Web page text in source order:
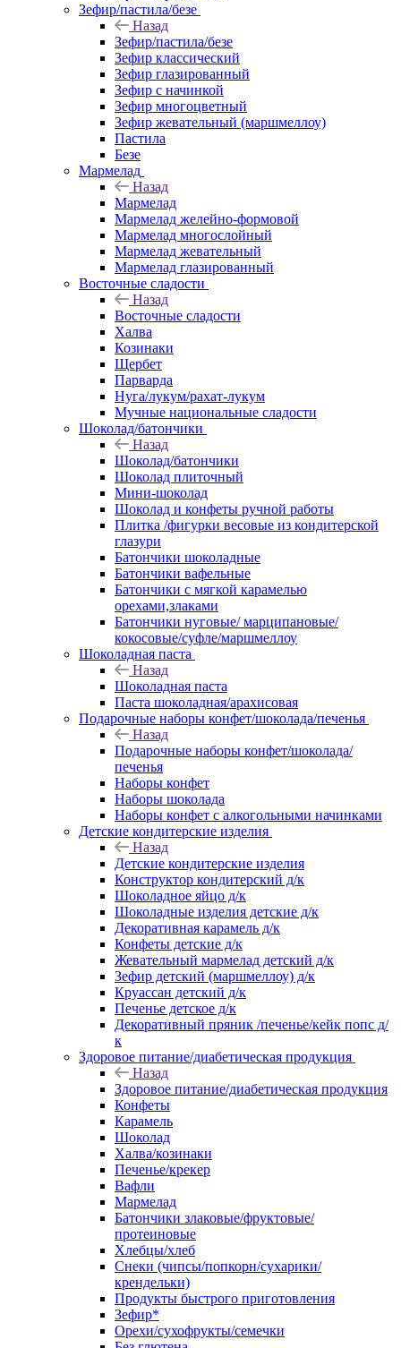
Зефир/пастила/безе
Назад
Зефир/пастила/безе
Зефир классический
Зефир глазированный
Зефир с начинкой
Зефир многоцветный
Зефир жевательный (маршмеллоу)
Пастила
Безе
Мармелад
Назад
Мармелад
Мармелад желейно-формовой
Мармелад многослойный
Мармелад жевательный
Мармелад глазированный
Восточные сладости
Назад
Восточные сладости
Халва
Козинаки
Щербет
Парварда
Нуга/лукум/рахат-лукум
Мучные национальные сладости
Шоколад/батончики
Назад
Шоколад/батончики
Шоколад плиточный
Мини-шоколад
Шоколад и конфеты ручной работы
Плитка /фигурки весовые из кондитерской
глазури
Батончики шоколадные
Батончики вафельные
Батончики с мягкой карамелью
орехами,злаками
Батончики нуговые/ марципановые/
кокосовые/суфле/маршмеллоу
Шоколадная паста
Назад
Шоколадная паста
Паста шоколадная/арахисовая
Подарочные наборы конфет/шоколада/печенья
Назад
Подарочные наборы конфет/шоколада/
печенья
Наборы конфет
Наборы шоколада
Наборы конфет с алкогольными начинками
Детские кондитерские изделия
Назад
Детские кондитерские изделия
Конструктор кондитерский д/к
Шоколадное яйцо д/к
Шоколадные изделия детские д/к
Декоративная карамель д/к
Конфеты детские д/к
Жевательный мармелад детский д/к
Зефир детский (маршмеллоу) д/к
Круассан детский д/к
Печенье детское д/к
Декоративный пряник /печенье/кейк попс д/
к
Здоровое питание/диабетическая продукция
Назад
Здоровое питание/диабетическая продукция
Конфеты
Карамель
Шоколад
Халва/козинаки
Печенье/крекер
Вафли
Мармелад
Батончики злаковые/фруктовые/
протеиновые
Хлебцы/хлеб
Снеки (чипсы/попкорн/сухарики/
крендельки)
Продукты быстрого приготовления
Зефир*
Орехи/сухофрукты/семечки